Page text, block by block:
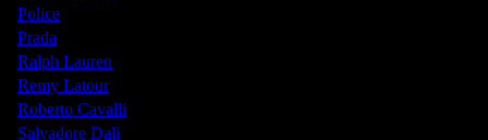
Police
Prada
Ralph Lauren
Remy Latour
Roberto Cavalli
Salvadore Dali